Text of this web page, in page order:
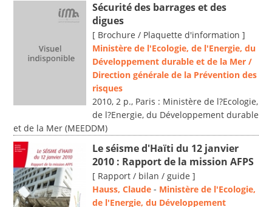
Sécurité des barrages et des
digues
[ Brochure / Plaquette d'information ]
Ministère de l'Ecologie, de l'Energie, du
Développement durable et de la Mer /
Direction générale de la Prévention des
risques
2010, 2 p., Paris : Ministère de l?Ecologie,
de l?Energie, du Développement durable
et de la Mer (MEEDDM)
Le séisme d'Haïti du 12 janvier
2010 : Rapport de la mission AFPS
[ Rapport / bilan / guide ]
Hauss, Claude - Ministère de l'Ecologie,
de l'Energie, du Développement